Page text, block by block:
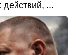
действий, ...